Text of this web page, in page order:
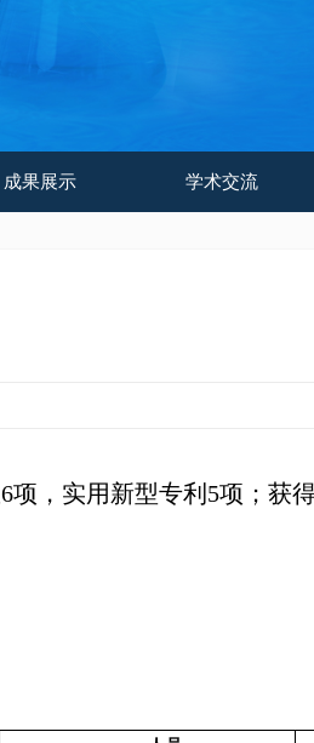
成果展示 学术交流
6项，实用新型专利 5项；获